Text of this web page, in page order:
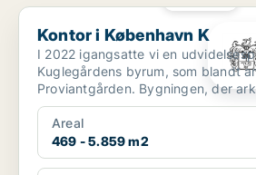
Kontor i København K
Kontor i København K
I 2022 igangsatte vi en
Kuglegårdens byrum, som blandt
Proviantgården. Bygningen, der
områdets mariti...
Areal
469 - 5.859 m2